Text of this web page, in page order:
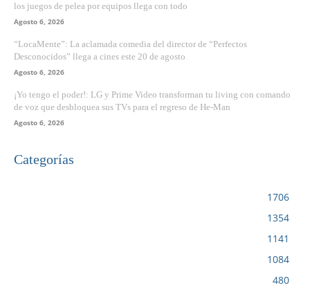
los juegos de pelea por equipos llega con todo
Agosto 6, 2026
“LocaMente”: La aclamada comedia del director de “Perfectos
Desconocidos” llega a cines este 20 de agosto
Agosto 6, 2026
¡Yo tengo el poder!: LG y Prime Video transforman tu living con comando
de voz que desbloquea sus TVs para el regreso de He-Man
Agosto 6, 2026
Categorías
1706
1354
1141
1084
480